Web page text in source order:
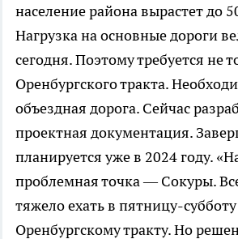
население района вырастет до
Нагрузка на основные дороги
сегодня. Поэтому требуется не
Оренбургского тракта.
объездная дорога. Сейчас
проектная документация.
планируется уже в 2024 году.
проблемная точка — Сокуры.
тяжело ехать в пятницу-
Оренбургскому тракту. Но